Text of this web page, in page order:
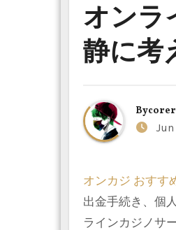
オンラ
静に考
By
Jun
オンカジ おすす
出金手続き、個
ラインカジノサ